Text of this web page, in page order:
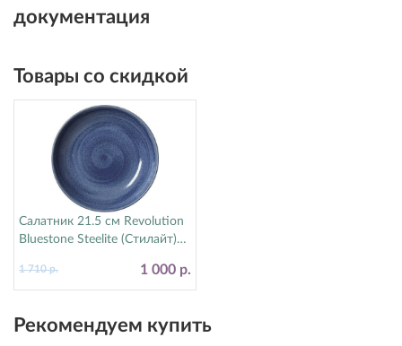
документация
Товары со скидкой
Салатник 21.5 см Revolution
Bluestone Steelite (Стилайт)
1 000 р.
1 710 р.
Рекомендуем купить